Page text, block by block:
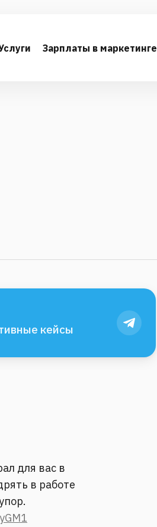
Зарплаты в маркетинге
кейсы
для вас в
в работе